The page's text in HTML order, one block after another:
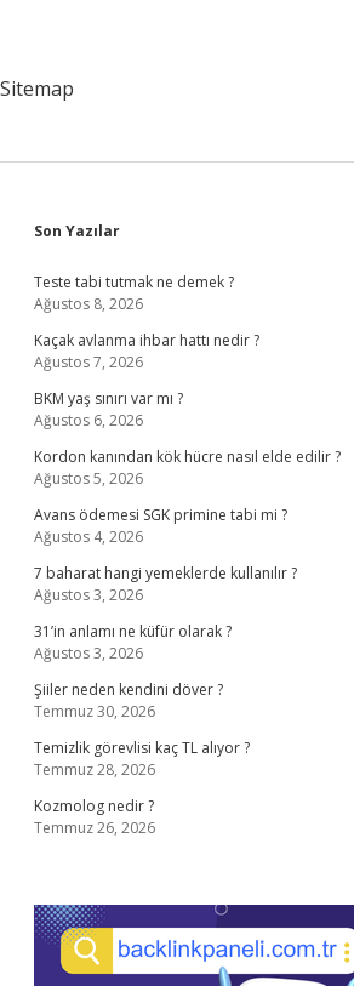
Sitemap
Sidebar
Son Yazılar
Teste tabi tutmak ne demek ?
Ağustos 8, 2026
Kaçak avlanma ihbar hattı nedir ?
Ağustos 7, 2026
BKM yaş sınırı var mı ?
Ağustos 6, 2026
Kordon kanından kök hücre nasıl elde edilir ?
Ağustos 5, 2026
Avans ödemesi SGK primine tabi mi ?
Ağustos 4, 2026
7 baharat hangi yemeklerde kullanılır ?
Ağustos 3, 2026
31’in anlamı ne küfür olarak ?
Ağustos 3, 2026
Şiiler neden kendini döver ?
Temmuz 30, 2026
Temizlik görevlisi kaç TL alıyor ?
Temmuz 28, 2026
Kozmolog nedir ?
Temmuz 26, 2026